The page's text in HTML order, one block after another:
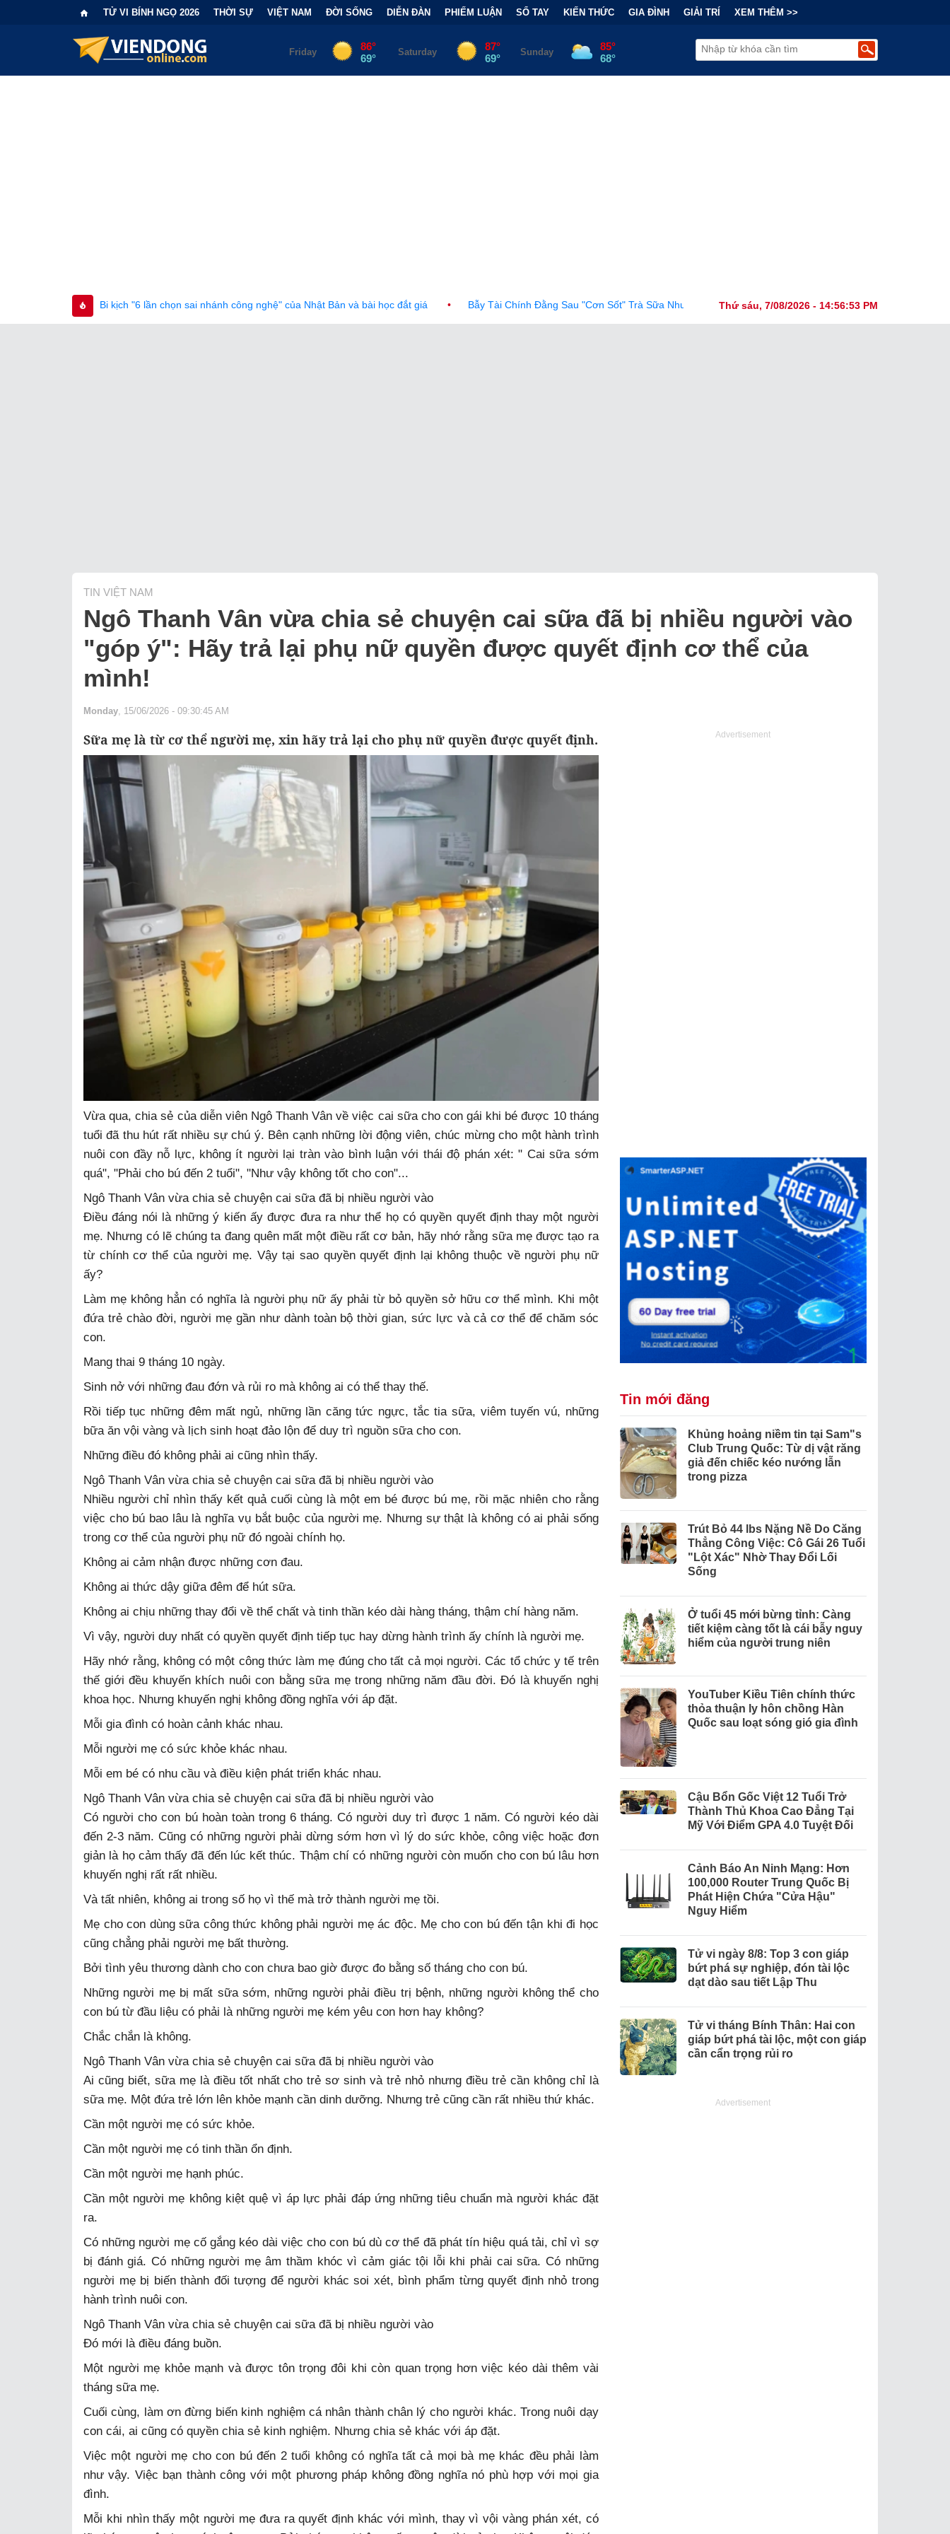
TỬ VI BÍNH NGỌ 2026 THỜI SỰ VIỆT NAM ĐỜI SỐNG DIỄN ĐÀN PHIẾM LUẬN SỔ TAY KIẾN THỨC GIA ĐÌNH GIẢI TRÍ XEM THÊM >>
Thứ sáu, 7/08/2026 - 14:56:55 PM
Bi kịch "6 lần chọn sai nhánh công nghệ" của Nhật Bản và bài học đắt giá • Bẫy Tài Chính Đằng Sau "Cơn Sốt" Trà Sữa Nhượng Quyền: Lợi Nhuận Thuộc Về Ai? • Châu Âu trước làn sóng ngầm:
TIN VIỆT NAM
Ngô Thanh Vân vừa chia sẻ chuyện cai sữa đã bị nhiều người vào
"góp ý": Hãy trả lại phụ nữ quyền được quyết định cơ thể của
mình!
Monday , 15/06/2026 - 09:30:45 AM
Sữa mẹ là từ cơ thể người mẹ, xin hãy trả lại cho phụ nữ quyền được quyết định.
Vừa qua, chia sẻ của diễn viên Ngô Thanh Vân về việc cai sữa cho con gái khi bé được 10 tháng
tuổi đã thu hút rất nhiều sự chú ý. Bên cạnh những lời động viên, chúc mừng cho một hành trình
nuôi con đầy nỗ lực, không ít người lại tràn vào bình luận với thái độ phán xét: " Cai sữa sớm
quá", "Phải cho bú đến 2 tuổi", "Như vậy không tốt cho con"...
Ngô Thanh Vân vừa chia sẻ chuyện cai sữa đã bị nhiều người vào
Điều đáng nói là những ý kiến ấy được đưa ra như thể họ có quyền quyết định thay một người
mẹ. Nhưng có lẽ chúng ta đang quên mất một điều rất cơ bản, hãy nhớ rằng sữa mẹ được tạo ra
từ chính cơ thể của người mẹ. Vậy tại sao quyền quyết định lại không thuộc về người phụ nữ
ấy?
Làm mẹ không hẳn có nghĩa là người phụ nữ ấy phải từ bỏ quyền sở hữu cơ thể mình. Khi một
đứa trẻ chào đời, người mẹ gần như dành toàn bộ thời gian, sức lực và cả cơ thể để chăm sóc
con.
Mang thai 9 tháng 10 ngày.
Sinh nở với những đau đớn và rủi ro mà không ai có thể thay thế.
Rồi tiếp tục những đêm mất ngủ, những lần căng tức ngực, tắc tia sữa, viêm tuyến vú, những
bữa ăn vội vàng và lịch sinh hoạt đảo lộn để duy trì nguồn sữa cho con.
Những điều đó không phải ai cũng nhìn thấy.
Ngô Thanh Vân vừa chia sẻ chuyện cai sữa đã bị nhiều người vào
Nhiều người chỉ nhìn thấy kết quả cuối cùng là một em bé được bú mẹ, rồi mặc nhiên cho rằng
việc cho bú bao lâu là nghĩa vụ bắt buộc của người mẹ. Nhưng sự thật là không có ai phải sống
trong cơ thể của người phụ nữ đó ngoài chính họ.
Không ai cảm nhận được những cơn đau.
Không ai thức dậy giữa đêm để hút sữa.
Không ai chịu những thay đổi về thể chất và tinh thần kéo dài hàng tháng, thậm chí hàng năm.
Vì vậy, người duy nhất có quyền quyết định tiếp tục hay dừng hành trình ấy chính là người mẹ.
Hãy nhớ rằng, không có một công thức làm mẹ đúng cho tất cả mọi người. Các tổ chức y tế trên
thế giới đều khuyến khích nuôi con bằng sữa mẹ trong những năm đầu đời. Đó là khuyến nghị
khoa học. Nhưng khuyến nghị không đồng nghĩa với áp đặt.
Mỗi gia đình có hoàn cảnh khác nhau.
Mỗi người mẹ có sức khỏe khác nhau.
Mỗi em bé có nhu cầu và điều kiện phát triển khác nhau.
Ngô Thanh Vân vừa chia sẻ chuyện cai sữa đã bị nhiều người vào
Có người cho con bú hoàn toàn trong 6 tháng. Có người duy trì được 1 năm. Có người kéo dài
đến 2-3 năm. Cũng có những người phải dừng sớm hơn vì lý do sức khỏe, công việc hoặc đơn
giản là họ cảm thấy đã đến lúc kết thúc. Thậm chí có những người còn muốn cho con bú lâu hơn
khuyến nghị rất rất nhiều.
Và tất nhiên, không ai trong số họ vì thế mà trở thành người mẹ tồi.
Mẹ cho con dùng sữa công thức không phải người mẹ ác độc. Mẹ cho con bú đến tận khi đi học
cũng chẳng phải người mẹ bất thường.
Bởi tình yêu thương dành cho con chưa bao giờ được đo bằng số tháng cho con bú.
Những người mẹ bị mất sữa sớm, những người phải điều trị bệnh, những người không thể cho
con bú từ đầu liệu có phải là những người mẹ kém yêu con hơn hay không?
Chắc chắn là không.
Ngô Thanh Vân vừa chia sẻ chuyện cai sữa đã bị nhiều người vào
Ai cũng biết, sữa mẹ là điều tốt nhất cho trẻ sơ sinh và trẻ nhỏ nhưng điều trẻ cần không chỉ là
sữa mẹ. Một đứa trẻ lớn lên khỏe mạnh cần dinh dưỡng. Nhưng trẻ cũng cần rất nhiều thứ khác.
Cần một người mẹ có sức khỏe.
Cần một người mẹ có tinh thần ổn định.
Cần một người mẹ hạnh phúc.
Cần một người mẹ không kiệt quệ vì áp lực phải đáp ứng những tiêu chuẩn mà người khác đặt
ra.
Có những người mẹ cố gắng kéo dài việc cho con bú dù cơ thể đã phát tín hiệu quá tải, chỉ vì sợ
bị đánh giá. Có những người mẹ âm thầm khóc vì cảm giác tội lỗi khi phải cai sữa. Có những
người mẹ bị biến thành đối tượng để người khác soi xét, bình phẩm từng quyết định nhỏ trong
hành trình nuôi con.
Ngô Thanh Vân vừa chia sẻ chuyện cai sữa đã bị nhiều người vào
Đó mới là điều đáng buồn.
Một người mẹ khỏe mạnh và được tôn trọng đôi khi còn quan trọng hơn việc kéo dài thêm vài
tháng sữa mẹ.
Cuối cùng, làm ơn đừng biến kinh nghiệm cá nhân thành chân lý cho người khác. Trong nuôi dạy
con cái, ai cũng có quyền chia sẻ kinh nghiệm. Nhưng chia sẻ khác với áp đặt.
Việc một người mẹ cho con bú đến 2 tuổi không có nghĩa tất cả mọi bà mẹ khác đều phải làm
như vậy. Việc bạn thành công với một phương pháp không đồng nghĩa nó phù hợp với mọi gia
đình.
Mỗi khi nhìn thấy một người mẹ đưa ra quyết định khác với mình, thay vì vội vàng phán xét, có
Advertisement
Tin mới đăng
Khủng hoảng niềm tin tại Sam"s
Club Trung Quốc: Từ dị vật răng
giả đến chiếc kéo nướng lẫn
trong pizza
Trút Bỏ 44 lbs Nặng Nề Do Căng
Thẳng Công Việc: Cô Gái 26 Tuổi
"Lột Xác" Nhờ Thay Đổi Lối
Sống
Ở tuổi 45 mới bừng tỉnh: Càng
tiết kiệm càng tốt là cái bẫy nguy
hiểm của người trung niên
YouTuber Kiều Tiên chính thức
thỏa thuận ly hôn chồng Hàn
Quốc sau loạt sóng gió gia đình
Cậu Bổn Gốc Việt 12 Tuổi Trở
Thành Thủ Khoa Cao Đẳng Tại
Mỹ Với Điểm GPA 4.0 Tuyệt Đối
Cảnh Báo An Ninh Mạng: Hơn
100,000 Router Trung Quốc Bị
Phát Hiện Chứa "Cửa Hậu"
Nguy Hiểm
Tử vi ngày 8/8: Top 3 con giáp
bứt phá sự nghiệp, đón tài lộc
dạt dào sau tiết Lập Thu
Tử vi tháng Bính Thân: Hai con
giáp bứt phá tài lộc, một con giáp
cần cẩn trọng rủi ro
Advertisement